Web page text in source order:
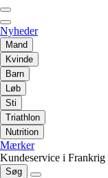
Nyheder
Mand
Kvinde
Barn
Løb
Sti
Triathlon
Nutrition
Mærker
Kundeservice i Frankrig
Søg